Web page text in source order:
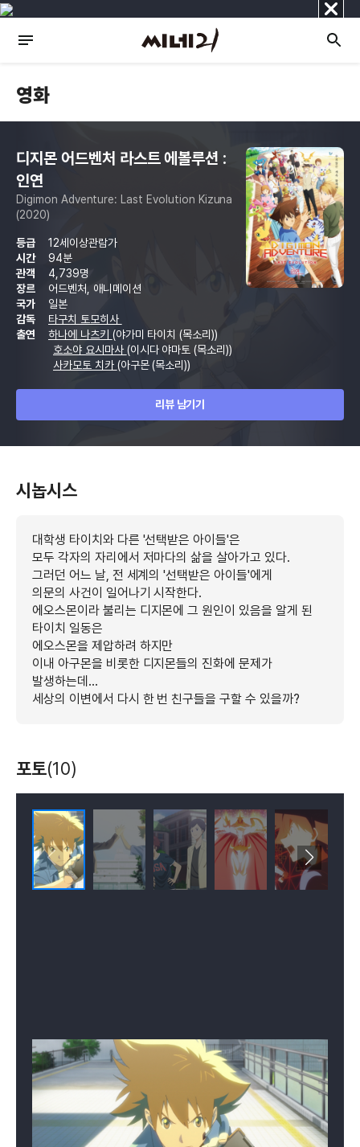
닫
기
영화
디지몬 어드벤처 라스트 에볼루션 :
인연
Digimon Adventure: Last Evolution Kizuna
(2020)
등급
12세이상관람가
시간
94분
관객
4,739명
장르
어드벤처, 애니메이션
국가
일본
감독
타구치 토모히사
출연
하나에 나츠키 (야가미 타이치 (목소리))
호소야 요시마사 (이시다 야마토 (목소리))
사카모토 치카 (아구몬 (목소리))
리뷰 남기기
시놉시스
대학생 타이치와 다른 '선택받은 아이들'은
모두 각자의 자리에서 저마다의 삶을 살아가고 있다.
그러던 어느 날, 전 세계의 '선택받은 아이들'에게
의문의 사건이 일어나기 시작한다.
에오스몬이라 불리는 디지몬에 그 원인이 있음을 알게 된
타이치 일동은
에오스몬을 제압하려 하지만
이내 아구몬을 비롯한 디지몬들의 진화에 문제가
발생하는데…
세상의 이변에서 다시 한 번 친구들을 구할 수 있을까?
포토(10)